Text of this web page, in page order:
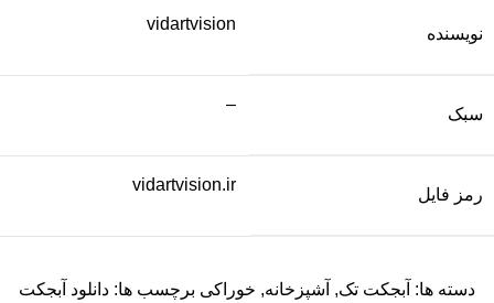
نویسنده
vidartvision
سبک
–
رمز فایل
vidartvision.ir
دسته ها: آبجکت تک, آشپزخانه, خوراکی برچسب ها: دانلود آبجکت